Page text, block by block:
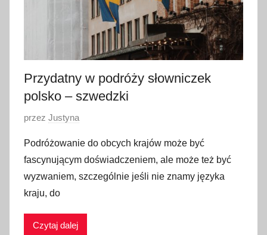
Przydatny w podróży słowniczek
polsko – szwedzki
O
u
b
l
i
przez Justyna
Podróżowanie do obcych krajów może być
fascynującym doświadczeniem, ale może też być
wyzwaniem, szczególnie jeśli nie znamy języka
kraju, do
Czytaj dalej